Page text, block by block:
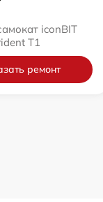
iconBIT
T1
ремонт